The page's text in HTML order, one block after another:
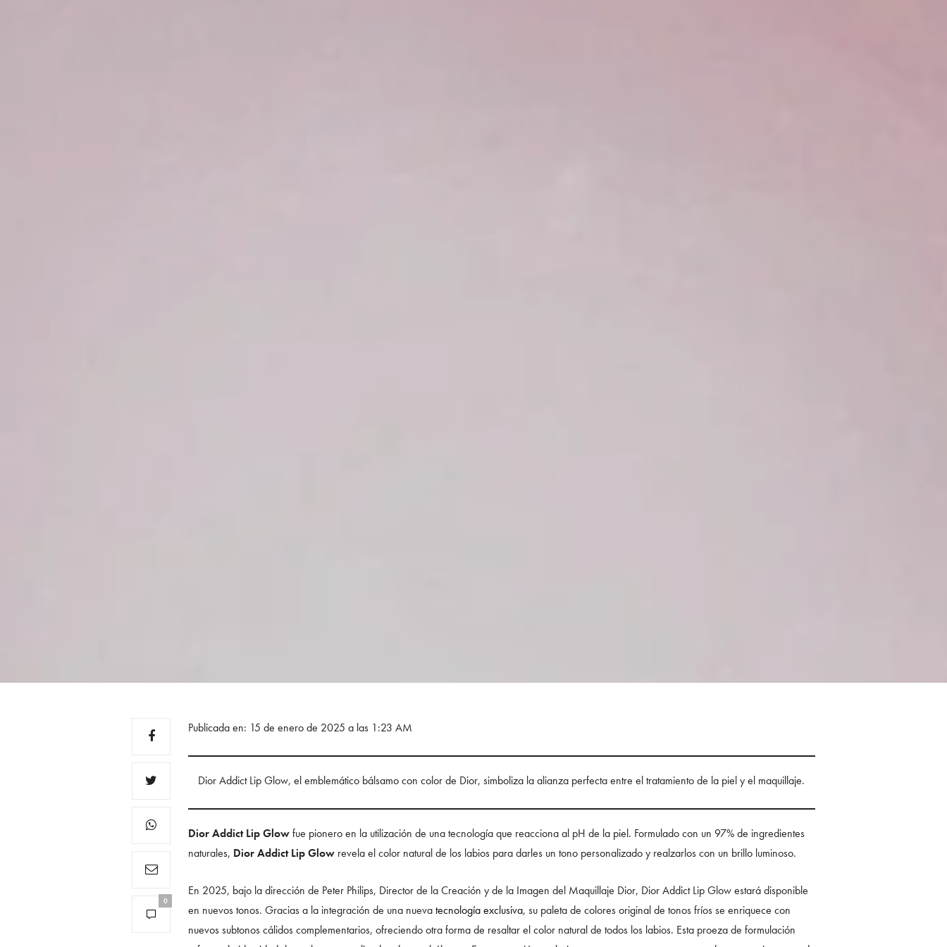
0
Publicada en: 15 de enero de 2025 a las 1:23 AM
Dior Addict Lip Glow, el emblemático bálsamo con color de Dior, simboliza la alianza perfecta entre el tratamiento de la piel y el maquillaje.
Dior Addict Lip Glowfue pionero en la utilización de una tecnología que reacciona al pH de la piel. Formulado con un 97% de ingredientes
naturales, Dior Addict Lip Glow revela el color natural de los labios para darles un tono personalizado y realzarlos con un brillo luminoso.
En 2025, bajo la dirección de Peter Philips, Director de la Creación y de la Imagen del Maquillaje Dior, Dior Addict Lip Glow estará disponible
en nuevos tonos. Gracias a la integración de una nuevatecnología exclusiva, su paleta de colores original de tonos fríos se enriquece con
nuevos subtonos cálidos complementarios, ofreciendo otra forma de resaltar el color natural de todos los labios. Esta proeza de formulación